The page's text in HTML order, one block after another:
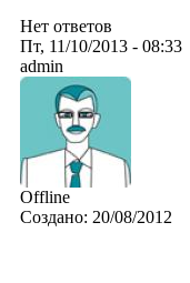
Нет ответов
Пт, 11/10/2013 - 08:33
admin
Offline
Создано: 20/08/2012